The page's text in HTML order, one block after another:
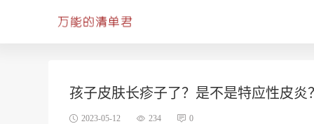
孩子皮肤长疹子了？是不是特应性皮炎
2023-05-12 234 0